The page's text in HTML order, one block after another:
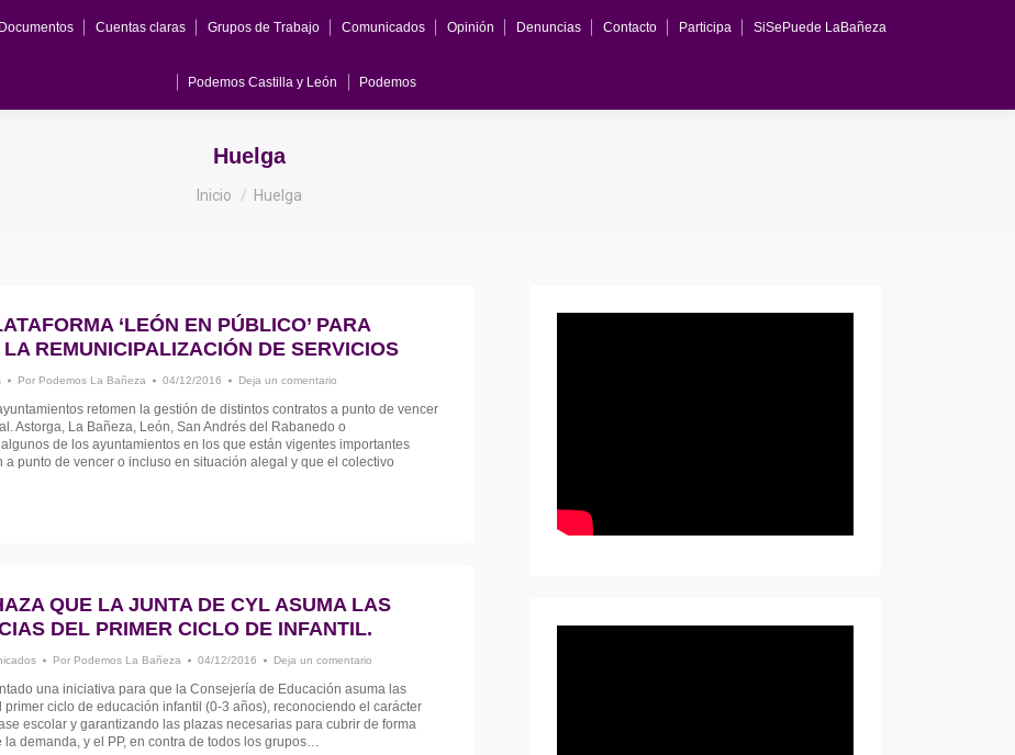
Documentos Cuentas claras Grupos de Trabajo Comunicados Opinión Denuncias Contacto Participa SiSePuede LaBañeza
Podemos Castilla y León Podemos
Huelga
Inicio Huelga
‘LEÓN EN PÚBLICO’ PARA
REMUNICIPALIZACIÓN DE SERVICIOS
Por Podemos La Bañeza 04/12/2016 Deja un comentario
retomen la gestión de distintos contratos a punto de vencer
Astorga, La Bañeza, León, San Andrés del Rabanedo o
de los ayuntamientos en los que están vigentes importantes
a punto de vencer o incluso en situación alegal y que el colectivo
QUE LA JUNTA DE CYL ASUMA LAS
DEL PRIMER CICLO DE INFANTIL.
Por Podemos La Bañeza 04/12/2016 Deja un comentario
una iniciativa para que la Consejería de Educación asuma las
primer ciclo de educación infantil (0-3 años), reconociendo el carácter
escolar y garantizando las plazas necesarias para cubrir de forma
la demanda, y el PP, en contra de todos los grupos…